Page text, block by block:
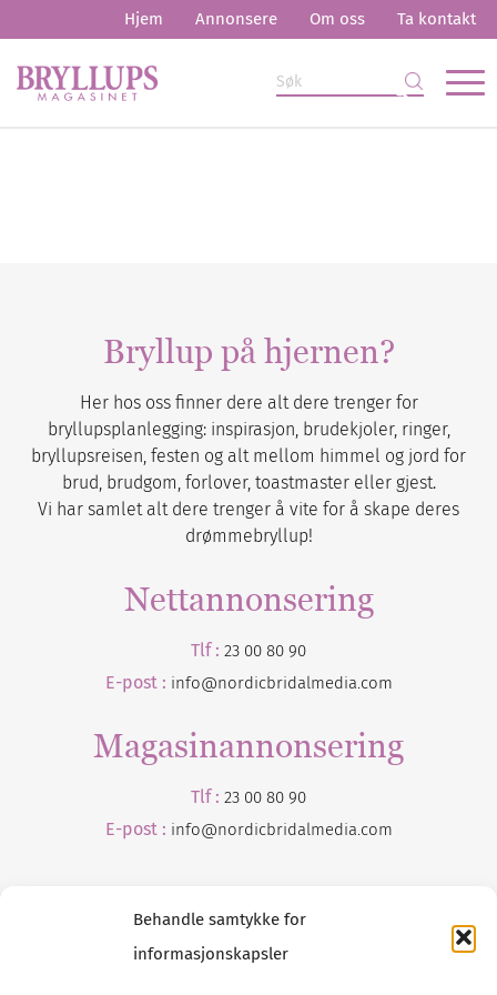
Behandle samtykke for
informasjonskapsler
Hjem Annonsere Om oss Ta kontakt
Bryllup på hjernen?
Her hos oss finner dere alt dere trenger for
bryllupsplanlegging: inspirasjon, brudekjoler, ringer,
bryllupsreisen, festen og alt mellom himmel og jord for
brud, brudgom, forlover, toastmaster eller gjest.
Vi har samlet alt dere trenger å vite for å skape deres
drømmebryllup!
Nettannonsering
Tlf : 23 00 80 90
E-post : info@nordicbridalmedia.com
Magasinannonsering
Tlf : 23 00 80 90
E-post : info@nordicbridalmedia.com